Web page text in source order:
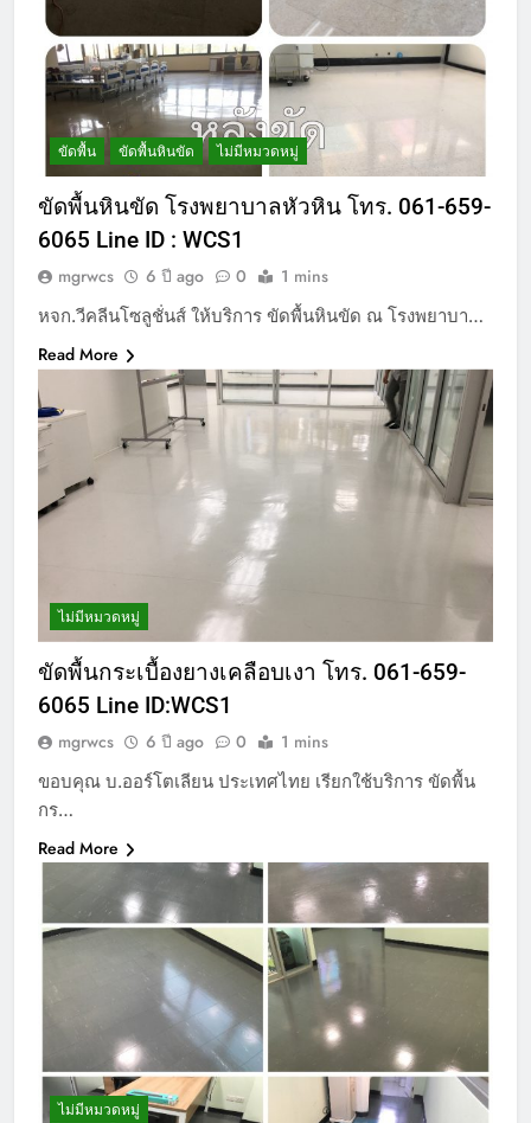
ขัดพื้น ขัดพื้นหินขัด ไม่มีหมวดหมู่
ขัดพื้นหินขัด โรงพยาบาลหัวหิน โทร. 061-659-
6065 Line ID : WCS1
mgrwcs 6 ปี ago 0 1 mins
หจก.วีคลีนโซลูชั่นส์ ให้บริการ ขัดพื้นหินขัด ณ โรงพยาบา…
Read More
ไม่มีหมวดหมู่
ขัดพื้นกระเบื้องยางเคลือบเงา โทร. 061-659-
6065 Line ID:WCS1
mgrwcs 6 ปี ago 0 1 mins
ขอบคุณ บ.ออร์โตเลียน ประเทศไทย เรียกใช้บริการ ขัดพื้น
กร…
Read More
ไม่มีหมวดหมู่